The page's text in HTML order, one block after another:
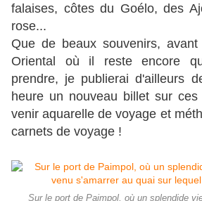
falaises, côtes du Goélo, des
rose...
Que de beaux souvenirs,
Oriental où il reste encore
prendre, je publierai d'ailleurs
heure un nouveau billet sur
venir aquarelle de voyage et
carnets de voyage !
Sur le port de Paimpol, où un splendide